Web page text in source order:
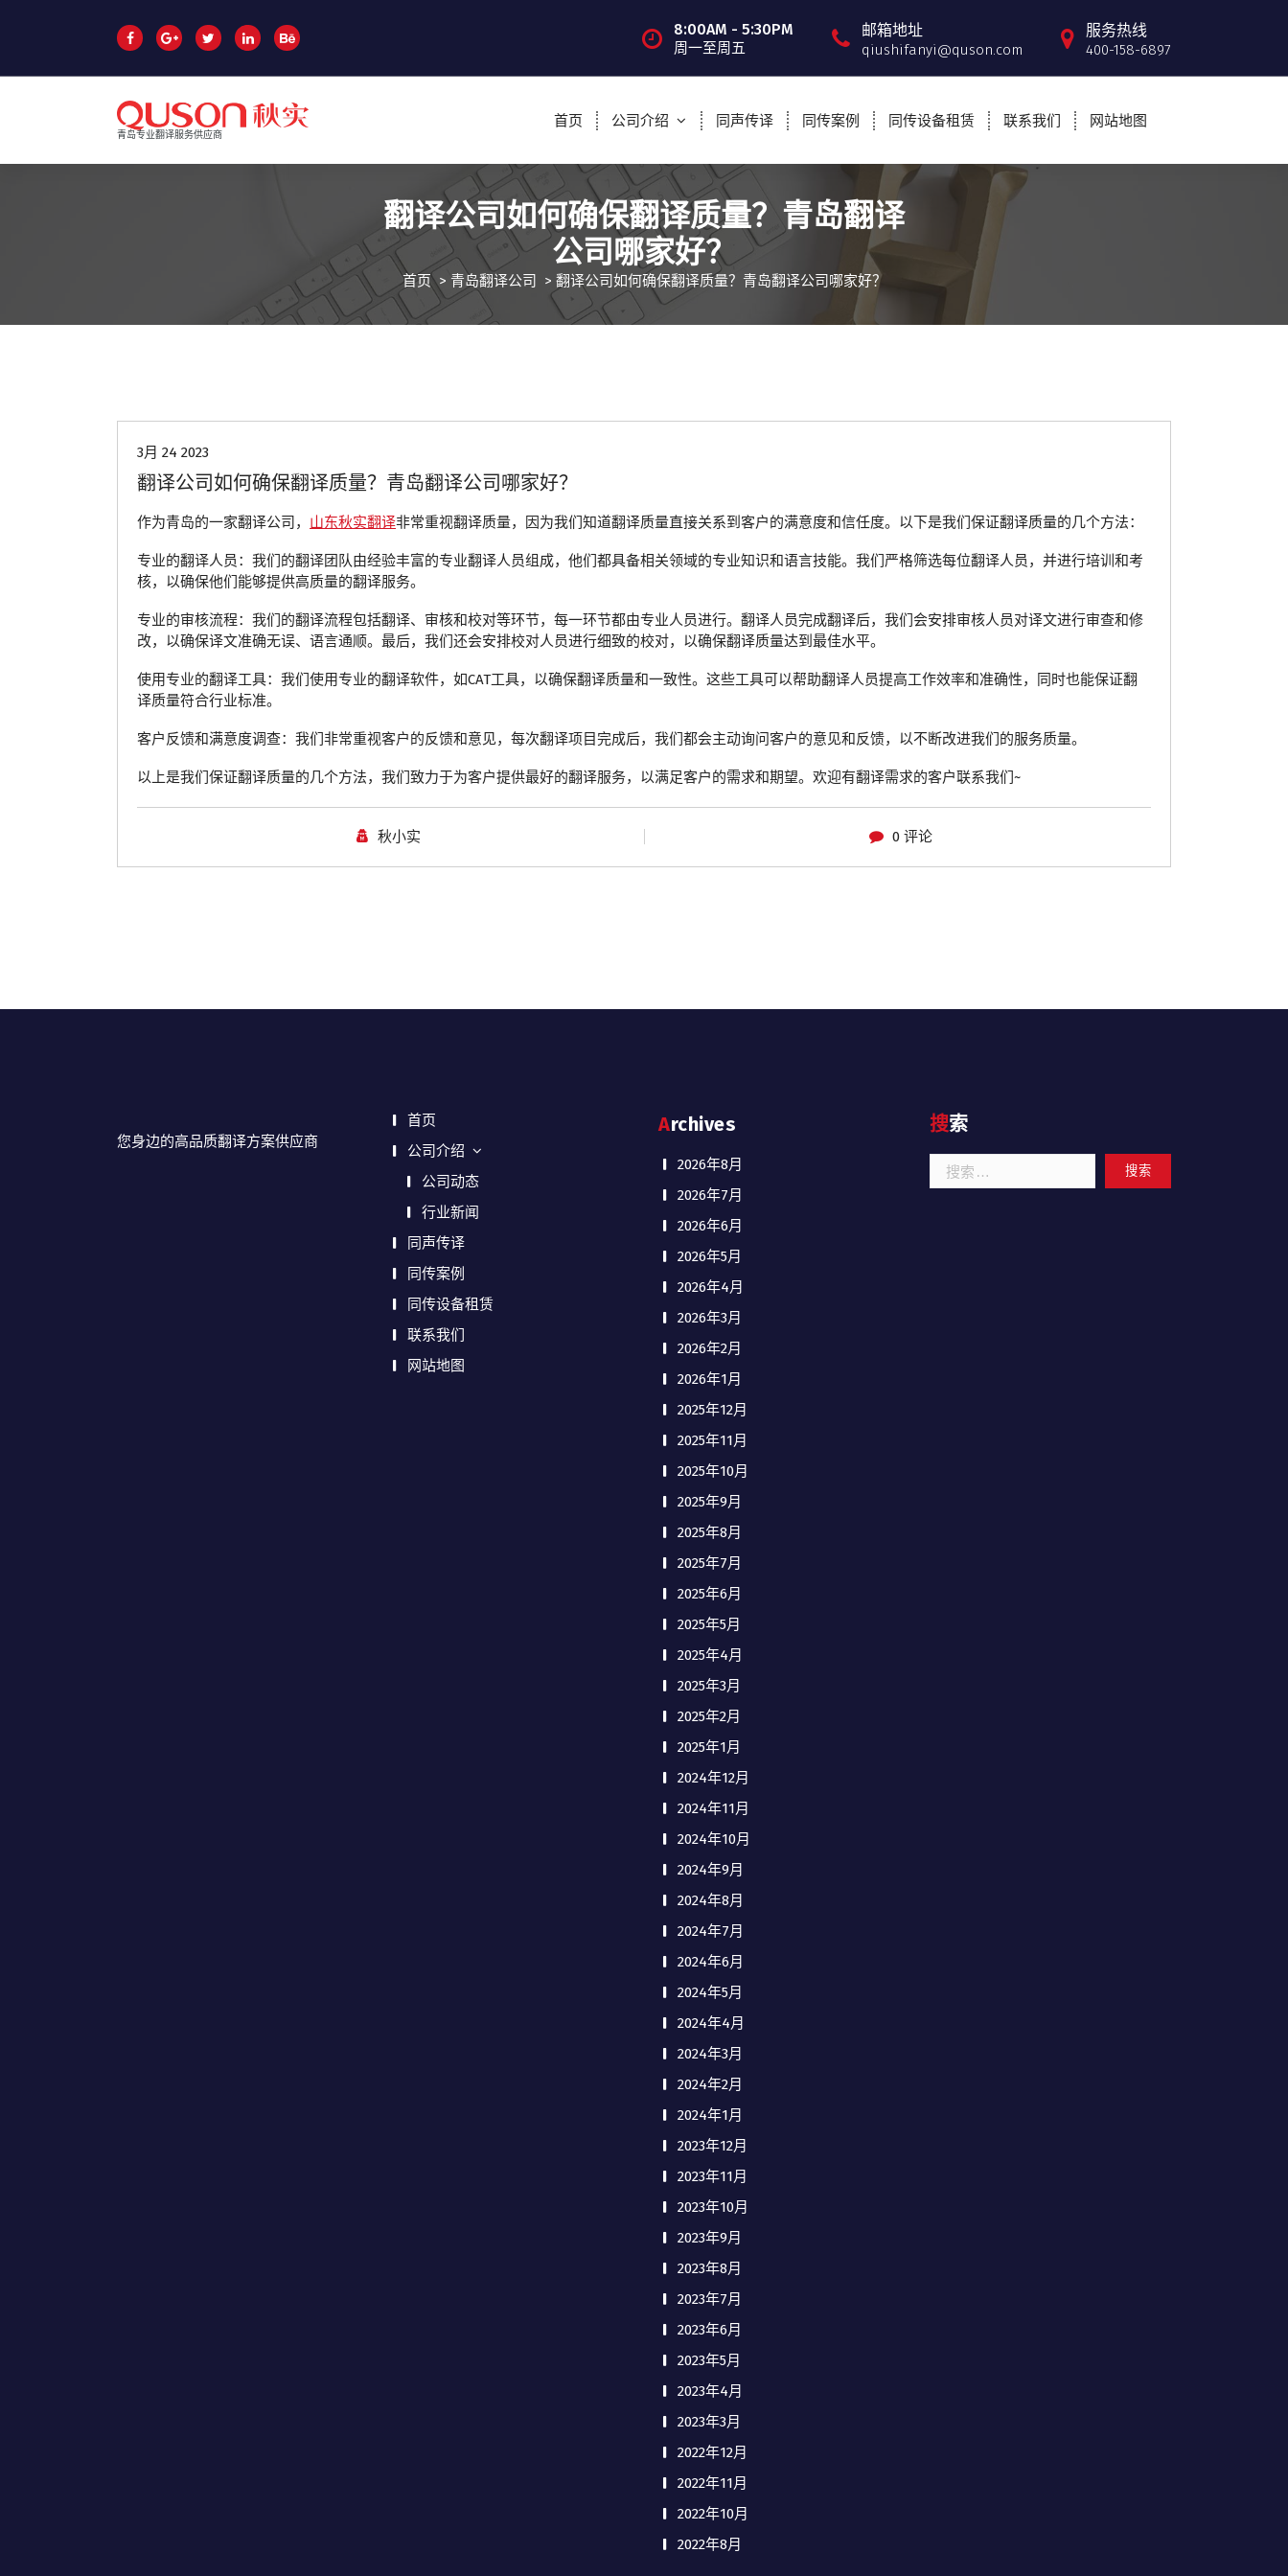
文
8:00AM - 5:30PM
周一至周五
邮箱地址
qiushifanyi@quson.com
服务热线
400-158-6897
青岛专业翻译服务供应商
首页 公司介绍 同声传译 同传案例 同传设备租赁 联系我们 网站地图
翻译公司如何确保翻译质量？青岛翻译
公司哪家好？
首页> 青岛翻译公司 > 翻译公司如何确保翻译质量？青岛翻译公司哪家好？
3月 24 2023
翻译公司如何确保翻译质量？青岛翻译公司哪家好？
作为青岛的一家翻译公司， 山东秋实翻译非常重视翻译质量，因为我们知道翻译质量直接关系到客户的满意度和信任度。以下是我们保证翻译质量的几个方法：
专业的翻译人员：我们的翻译团队由经验丰富的专业翻译人员组成，他们都具备相关领域的专业知识和语言技能。我们严格筛选每位翻译人员，并进行培训和考
核，以确保他们能够提供高质量的翻译服务。
专业的审核流程：我们的翻译流程包括翻译、审核和校对等环节，每一环节都由专业人员进行。翻译人员完成翻译后，我们会安排审核人员对译文进行审查和修
改，以确保译文准确无误、语言通顺。最后，我们还会安排校对人员进行细致的校对，以确保翻译质量达到最佳水平。
使用专业的翻译工具：我们使用专业的翻译软件，如CAT工具，以确保翻译质量和一致性。这些工具可以帮助翻译人员提高工作效率和准确性，同时也能保证翻
译质量符合行业标准。
客户反馈和满意度调查：我们非常重视客户的反馈和意见，每次翻译项目完成后，我们都会主动询问客户的意见和反馈，以不断改进我们的服务质量。
以上是我们保证翻译质量的几个方法，我们致力于为客户提供最好的翻译服务，以满足客户的需求和期望。欢迎有翻译需求的客户联系我们~
秋小实 0 评论
您身边的高品质翻译方案供应商
首页
公司介绍
公司动态
行业新闻
同声传译
同传案例
同传设备租赁
联系我们
网站地图
Archives
2026年8月
2026年7月
2026年6月
2026年5月
2026年4月
2026年3月
2026年2月
2026年1月
2025年12月
2025年11月
2025年10月
2025年9月
2025年8月
2025年7月
2025年6月
2025年5月
2025年4月
2025年3月
2025年2月
2025年1月
2024年12月
2024年11月
2024年10月
2024年9月
2024年8月
2024年7月
2024年6月
2024年5月
2024年4月
2024年3月
2024年2月
2024年1月
2023年12月
2023年11月
2023年10月
2023年9月
2023年8月
2023年7月
2023年6月
2023年5月
2023年4月
2023年3月
2022年12月
2022年11月
2022年10月
2022年8月
搜索
索：